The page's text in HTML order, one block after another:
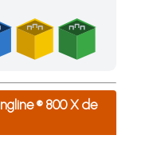
ou de pointes et
® 800 X de